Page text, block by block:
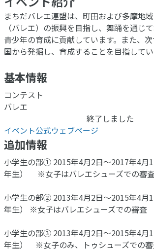
まちだバレエ連盟は、町田および多摩地
（バレエ）の振興を目指し、舞踊を通じ
青少年の育成に貢献しています。また、
国から発掘し、育成することを目指してい
基本情報
コンテスト
バレエ
終了しました
イベント公式ウェブページ
追加情報
小学生の部① 2015年4月2日～2017年4月
年生） ※女子はバレエシューズでの審
小学生の部② 2013年4月2日～2015年4月
年生） ※女子はバレエシューズでの審
小学生の部③ 2013年4月2日～2015年4月
年生） ※女子のみ、トゥシューズでの